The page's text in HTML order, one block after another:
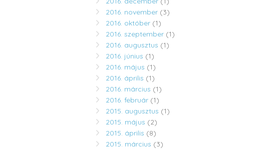
2016. november(3)
2016. október(1)
2016. szeptember(1)
2016. augusztus (1)
2016. június (1)
2016. május (1)
2016. április (1)
2016. március (1)
2016. február(1)
2015. augusztus (1)
2015. május (2)
2015. április (8)
2015. március (3)